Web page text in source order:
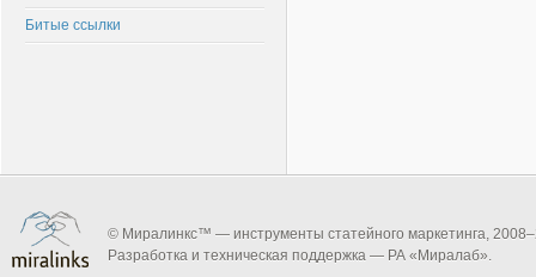
Битые ссылки
© Миралинкс™ — инструменты статейного маркетинга, 2008–
Разработка и техническая поддержка — РА «Миралаб».